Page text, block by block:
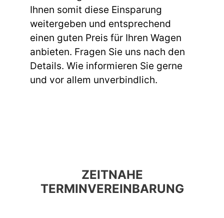
Ihnen somit diese Einsparung
weitergeben und entsprechend
einen guten Preis für Ihren Wagen
anbieten. Fragen Sie uns nach den
Details. Wie informieren Sie gerne
und vor allem unverbindlich.
ZEITNAHE
TERMINVEREINBARUNG